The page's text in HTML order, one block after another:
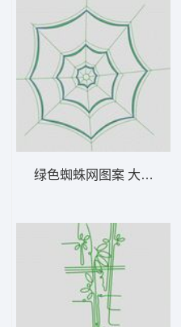
绿色蜘蛛网图案 大花样